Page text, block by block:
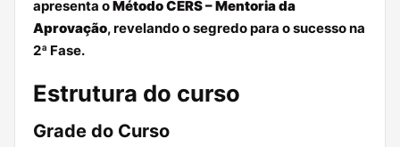
apresenta oMétodo CERS – Mentoria da
Aprovação, revelando o segredo para o sucesso na
2ª Fase.
Estrutura do curso
Grade do Curso